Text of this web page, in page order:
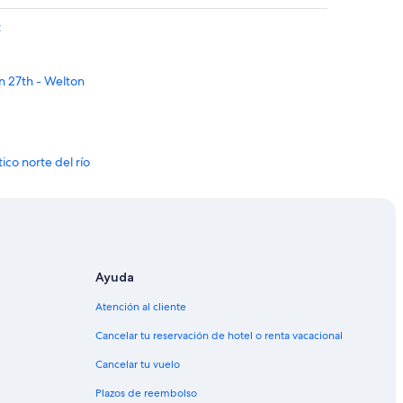
27th - Welton
norte del río
Ayuda
Atención al cliente
Cancelar tu reservación de hotel o renta vacacional
Cancelar tu vuelo
Plazos de reembolso